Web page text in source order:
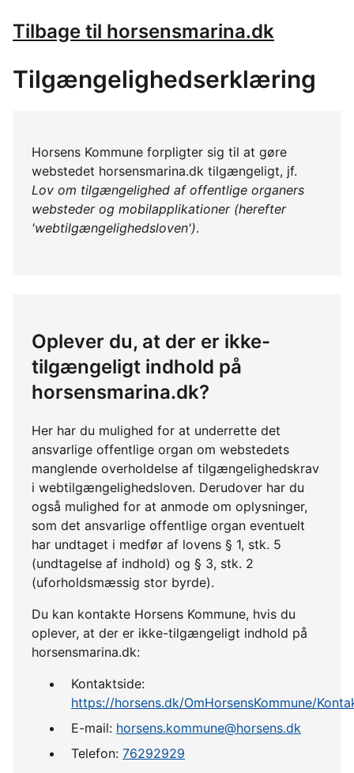
Tilbage til horsensmarina.dk
Tilgængelighedserklæring
Horsens Kommune forpligter sig til at gøre
webstedet horsensmarina.dk tilgængeligt, jf.
Lov om tilgængelighed af offentlige organers
websteder og mobilapplikationer (herefter
'webtilgængelighedsloven').
Oplever du, at der er ikke-
tilgængeligt indhold på
horsensmarina.dk?
Her har du mulighed for at underrette det
ansvarlige offentlige organ om webstedets
manglende overholdelse af tilgængelighedskrav
i webtilgængelighedsloven. Derudover har du
også mulighed for at anmode om oplysninger,
som det ansvarlige offentlige organ eventuelt
har undtaget i medfør af lovens § 1, stk. 5
(undtagelse af indhold) og § 3, stk. 2
(uforholdsmæssig stor byrde).
Du kan kontakte Horsens Kommune, hvis du
oplever, at der er ikke-tilgængeligt indhold på
horsensmarina.dk:
Kontaktside:
https://horsens.dk/OmHorsensKommune/
E-mail: horsens.kommune@horsens.dk
Telefon: 76292929